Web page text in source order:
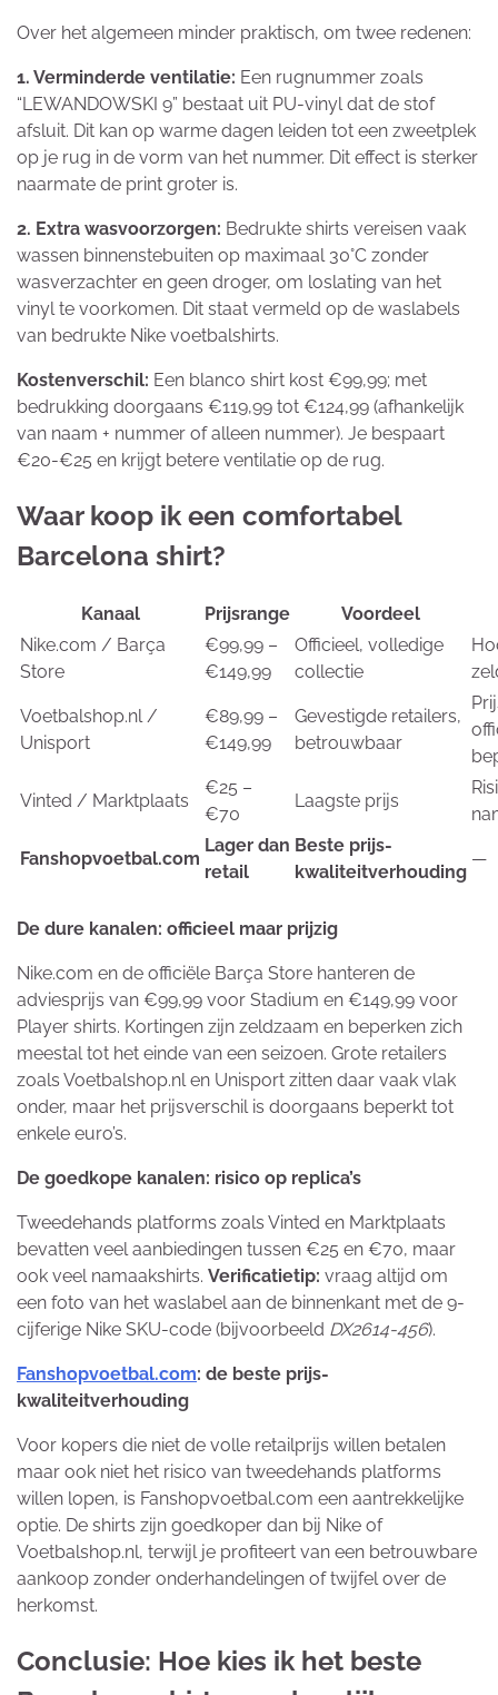
Over het algemeen minder praktisch, om twee redenen:
1. Verminderde ventilatie: Een rugnummer zoals
“LEWANDOWSKI 9” bestaat uit PU-vinyl dat de stof
afsluit. Dit kan op warme dagen leiden tot een zweetplek
op je rug in de vorm van het nummer. Dit effect is sterker
naarmate de print groter is.
2. Extra wasvoorzorgen: Bedrukte shirts vereisen vaak
wassen binnenstebuiten op maximaal 30°C zonder
wasverzachter en geen droger, om loslating van het
vinyl te voorkomen. Dit staat vermeld op de waslabels
van bedrukte Nike voetbalshirts.
Kostenverschil: Een blanco shirt kost €99,99; met
bedrukking doorgaans €119,99 tot €124,99 (afhankelijk
van naam + nummer of alleen nummer). Je bespaart
€20-€25 en krijgt betere ventilatie op de rug.
Waar koop ik een comfortabel
Barcelona shirt?
Kanaal Prijsrange
Voordeel
Nike.com / Barça
Store
€99,99 –
€149,99
Officieel, volledige
collectie
Voetbalshop.nl /
Unisport
€89,99 –
€149,99
Gevestigde retailers,
betrouwbaar
Vinted / Marktplaats
€25 –
€70
Laagste prijs
Fanshopvoetbal.com
Lager dan
retail
Beste prijs-
kwaliteitverhouding
—
De dure kanalen: officieel maar prijzig
Nike.com en de officiële Barça Store hanteren de
adviesprijs van €99,99 voor Stadium en €149,99 voor
Player shirts. Kortingen zijn zeldzaam en beperken zich
meestal tot het einde van een seizoen. Grote retailers
zoals Voetbalshop.nl en Unisport zitten daar vaak vlak
onder, maar het prijsverschil is doorgaans beperkt tot
enkele euro’s.
De goedkope kanalen: risico op replica’s
Tweedehands platforms zoals Vinted en Marktplaats
bevatten veel aanbiedingen tussen €25 en €70, maar
ook veel namaakshirts. Verificatietip: vraag altijd om
een foto van het waslabel aan de binnenkant met de 9-
cijferige Nike SKU-code (bijvoorbeeld DX2614-456).
Fanshopvoetbal.com: de beste prijs-
kwaliteitverhouding
Voor kopers die niet de volle retailprijs willen betalen
maar ook niet het risico van tweedehands platforms
willen lopen, is Fanshopvoetbal.com een aantrekkelijke
optie. De shirts zijn goedkoper dan bij Nike of
Voetbalshop.nl, terwijl je profiteert van een betrouwbare
aankoop zonder onderhandelingen of twijfel over de
herkomst.
Conclusie: Hoe kies ik het beste